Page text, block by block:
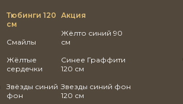
Тюбинги 120
см
Смайлы
Жёлтые
сердечки
Звёзды синий
фон
Акция
Жёлто синий 90
см
Синее Граффити
120 см
Звезды синий фон
120 см